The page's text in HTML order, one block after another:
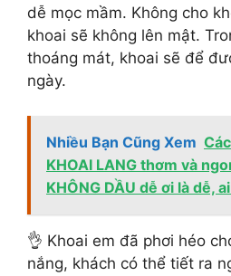
dễ mọc mầm. Không cho
khoai sẽ không lên mật.
thoáng mát, khoai sẽ để
ngày.
Nhiều Bạn Cũng Xem
KHOAI LANG thơm và
KHÔNG DẦU dễ ơi là dễ,
👌 Khoai em đã phơi héo
nắng, khách có thể tiết ra